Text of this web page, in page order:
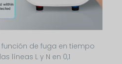
de fuga en tiempo
líneas L y N en 0,1